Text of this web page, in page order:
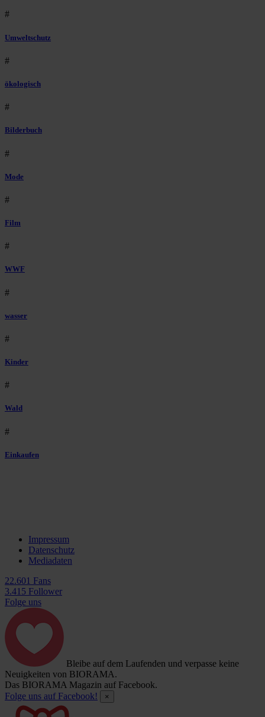
#
Umweltschutz
#
ökologisch
#
Bilderbuch
#
Mode
#
Film
#
WWF
#
wasser
#
Kinder
#
Wald
#
Einkaufen
Impressum
Datenschutz
Mediadaten
22.601 Fans
3.415 Follower
Folge uns
Bleibe auf dem Laufenden und verpasse keine
Neuigkeiten von BIORAMA.
Das BIORAMA Magazin auf Facebook.
Folge uns auf Facebook!
×